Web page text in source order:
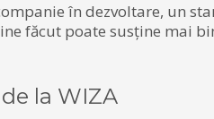
în dezvoltare, un
făcut poate susține mai
la WIZA